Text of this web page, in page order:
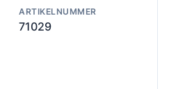
ARTIKELNUMMER
71029